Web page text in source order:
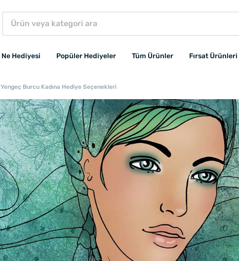
Ne Hediyesi Popüler Hediyeler Tüm Ürünler Fırsat Ürünleri
Yengeç Burcu Kadına Hediye Seçenekleri